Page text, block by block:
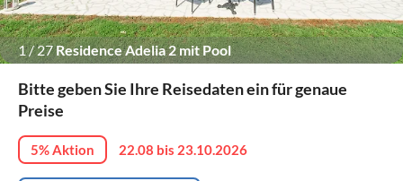
1/27Residence Adelia 2 mit Pool
Bitte geben Sie Ihre Reisedaten ein für genaue
Preise
5% Aktion 22.08 bis 23.10.2026